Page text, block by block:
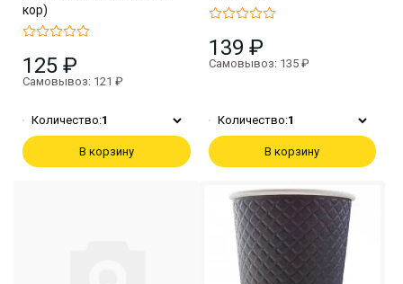
кор)
125 ₽
Самовывоз: 121 ₽
Количество:1
В корзину
139 ₽
Самовывоз: 135 ₽
Количество:1
В корзину